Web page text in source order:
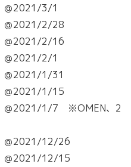
＠2021/3/1
＠2021/2/28
＠2021/2/16
＠2021/2/1
＠2021/1/31
＠2021/1/15
＠2021/1/7 ※OMEN、2
＠2021/12/26
＠2021/12/15